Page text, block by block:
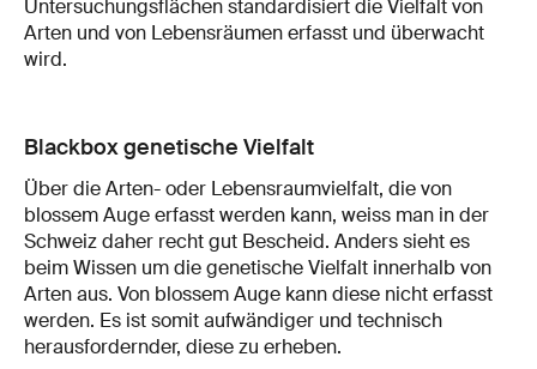
Untersuchungsflächen standardisiert die Vielfalt von
Arten und von Lebensräumen erfasst und überwacht
wird.
Blackbox genetische Vielfalt
Über die Arten- oder Lebensraumvielfalt, die von
blossem Auge erfasst werden kann, weiss man in der
Schweiz daher recht gut Bescheid. Anders sieht es
beim Wissen um die genetische Vielfalt innerhalb von
Arten aus. Von blossem Auge kann diese nicht erfasst
werden. Es ist somit aufwändiger und technisch
herausfordernder, diese zu erheben.